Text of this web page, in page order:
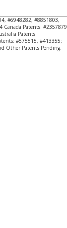
#6948282, #8851803,
Patents:
Patents:
#575515, #413355;
Other Patents Pending.